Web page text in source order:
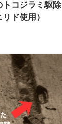
コジラミ駆
ド使用）